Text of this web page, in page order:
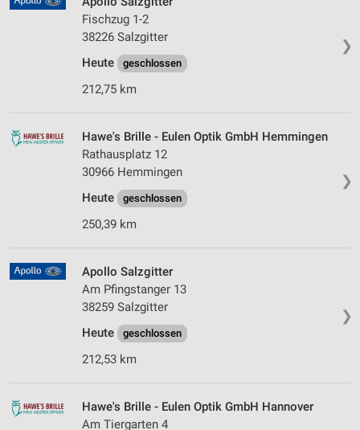
❯
Fischzug 1-2
38226 Salzgitter
Heute
geschlossen
212,75 km
❯
Hawe's Brille - Eulen Optik GmbH Hemmingen
Rathausplatz 12
30966 Hemmingen
Heute
geschlossen
250,39 km
❯
Apollo Salzgitter
Am Pfingstanger 13
38259 Salzgitter
Heute
geschlossen
212,53 km
Hawe's Brille - Eulen Optik GmbH Hannover
Am Tiergarten 4